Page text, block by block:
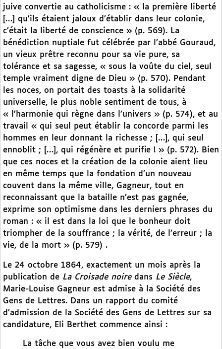
juive convertie au catholicisme : « la première liberté
[…] qu’ils étaient jaloux d’établir dans leur colonie,
c’était la liberté de conscience » (p. 569). La
bénédiction nuptiale fut célébrée par l’abbé Gouraud,
un vieux prêtre reconnu pour sa vie pure, sa
tolérance et sa sagesse, « sous la voûte du ciel, seul
temple vraiment digne de Dieu » (p. 570). Pendant
les noces, on portait des toasts à la solidarité
universelle, le plus noble sentiment de tous, à
« l’harmonie qui règne dans l’univers » (p. 574), et au
travail « qui seul peut établir la concorde parmi les
hommes en leur donnant la richesse ; […], qui seul
ennoblit ; […], qui régénère et purifie ! » (p. 572). Bien
que ces noces et la création de la colonie aient lieu
en même temps que la fondation d’un nouveau
couvent dans la même ville, Gagneur, tout en
reconnaissant que la bataille n’est pas gagnée,
exprime son optimisme dans les derniers phrases du
roman : « il est dans la loi que le bonheur doit
triompher de la souffrance ; la vérité, de l’erreur ; la
vie, de la mort » (p. 579) .
Le 24 octobre 1864, exactement un mois après la
publication de La Croisade noiredans Le Siècle,
Marie-Louise Gagneur est admise à la Société des
Gens de Lettres. Dans un rapport du comité
d’admission de la Société des Gens de Lettres sur sa
candidature, Eli Berthet commence ainsi :
La tâche que vous avez bien voulu me